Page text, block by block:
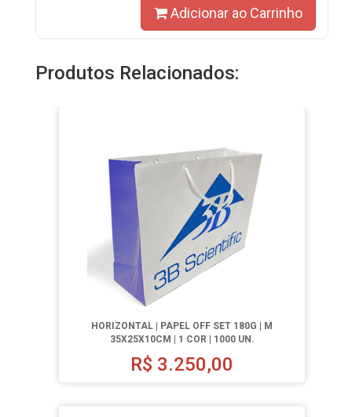
Adicionar ao Carrinho
Produtos Relacionados:
HORIZONTAL | PAPEL OFF SET 180G | M
35X25X10CM | 1 COR | 1000 UN.
R$ 3.250,00